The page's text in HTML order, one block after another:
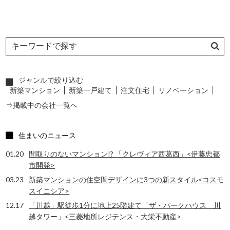
ジャンルで絞り込む
新築マンション 新築一戸建て 注文住宅
リノベーション
⇒掲載中の会社一覧へ
住まいのニュース
01.20
間取りのないマンション!? 「クレヴィア西葛西」<伊藤忠都
市開発>
03.23
新築マンションの住空間デザインに3つの新スタイル<コスモ
スイニシア>
12.17
「川越」駅徒歩1分に地上25階建て「ザ・パークハウス 川
越タワー」<三菱地所レジテンス・大栄不動産>